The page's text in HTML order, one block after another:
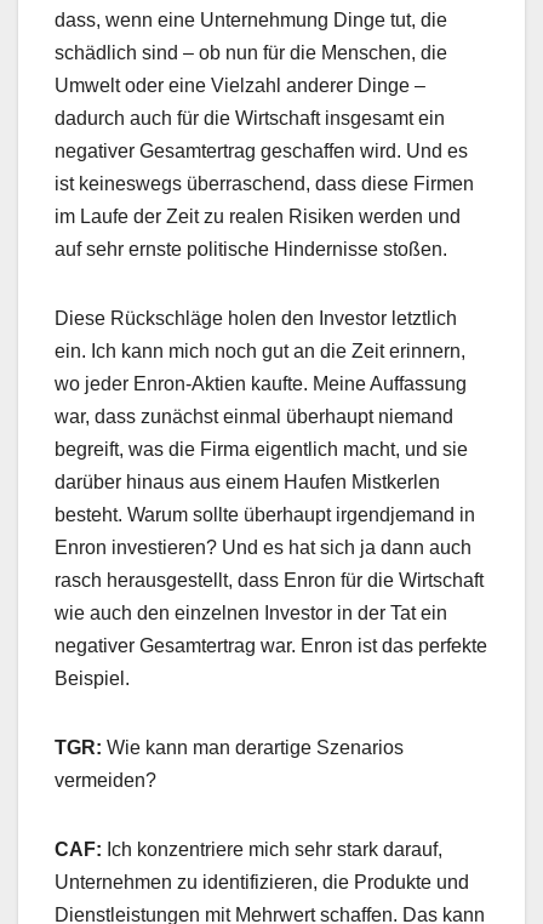
dass, wenn eine Unternehmung Dinge tut, die
schädlich sind – ob nun für die Menschen, die
Umwelt oder eine Vielzahl anderer Dinge –
dadurch auch für die Wirtschaft insgesamt ein
negativer Gesamtertrag geschaffen wird. Und es
ist keineswegs überraschend, dass diese Firmen
im Laufe der Zeit zu realen Risiken werden und
auf sehr ernste politische Hindernisse stoßen.
Diese Rückschläge holen den Investor letztlich
ein. Ich kann mich noch gut an die Zeit erinnern,
wo jeder Enron-Aktien kaufte. Meine Auffassung
war, dass zunächst einmal überhaupt niemand
begreift, was die Firma eigentlich macht, und sie
darüber hinaus aus einem Haufen Mistkerlen
besteht. Warum sollte überhaupt irgendjemand in
Enron investieren? Und es hat sich ja dann auch
rasch herausgestellt, dass Enron für die Wirtschaft
wie auch den einzelnen Investor in der Tat ein
negativer Gesamtertrag war. Enron ist das perfekte
Beispiel.
TGR: Wie kann man derartige Szenarios
vermeiden?
CAF: Ich konzentriere mich sehr stark darauf,
Unternehmen zu identifizieren, die Produkte und
Dienstleistungen mit Mehrwert schaffen. Das kann